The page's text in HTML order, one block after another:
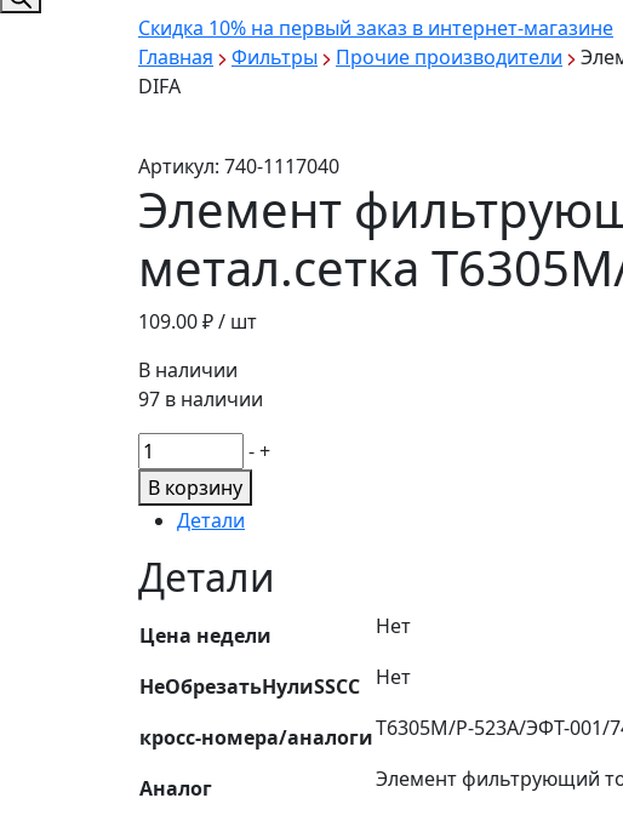
Скидка 10% на первый заказ в интернет-магазине
Главная
Фильтры Прочие производители
DIFA
Артикул: 740-1117040
Элемент
метал.сетка
109.00₽ / шт
В наличии
97 в наличии
Количество
товара
Элемент
фильтрующий
топл.КАМАЗ
ЕВРО-1,2
Т6305М/
Р-523А/
1117040
-+
В корзину
Детали
Детали
Цена недели Нет
НеОбрезатьНулиSSCC Нет
кросс-номера/аналогиТ6305М/Р-523А/ЭФТ-001/
Аналог Элемент фильтрующий